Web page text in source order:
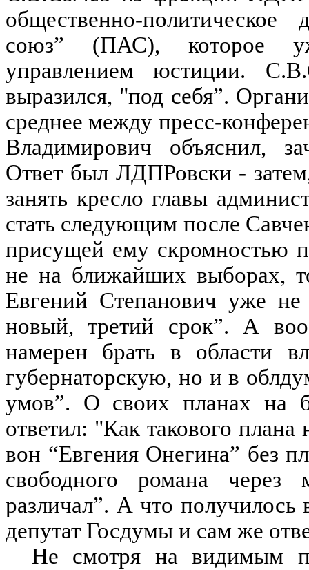
общественно-
союз” (ПАС), которое
управлением юстиции.
выразился, "под себя”.
среднее между пресс-
Владимирович объяснил,
Ответ был ЛДПРовски -
занять кресло главы
стать следующим после
присущей ему скромностью
не на ближайших выборах,
Евгений Степанович уже не
новый, третий срок”. А
намерен брать в области
губернаторскую, но и в
умов”. О своих планах на
ответил: "Как такового
вон “Евгения Онегина” без
свободного романа через
различал”. А что
депутат Госдумы и сам же
Не смотря на видимым